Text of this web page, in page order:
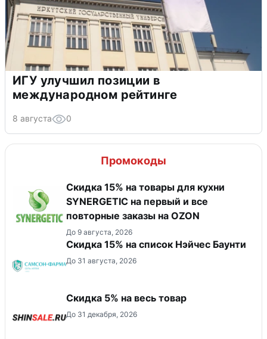
ИГУ улучшил позиции в
международном рейтинге
8 августа 0
Промокоды
Скидка 15% на товары для кухни
SYNERGETIC на первый и все
повторные заказы на OZON
До 9 августа, 2026
Скидка 15% на список Нэйчес Баунти
До 31 августа, 2026
Скидка 5% на весь товар
До 31 декабря, 2026